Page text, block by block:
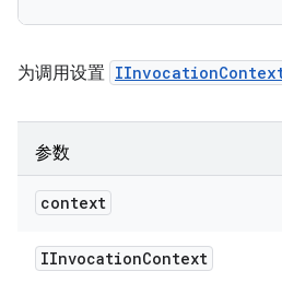
为调用设置
参数
context
IInvocationContext